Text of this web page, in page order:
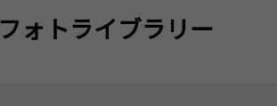
フォトライブラリー